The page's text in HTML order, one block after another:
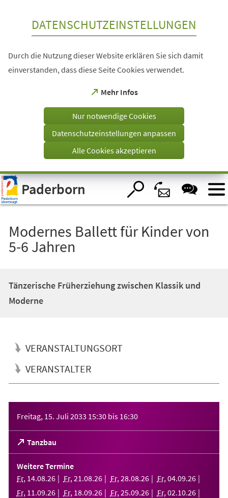
Visuelle
Assistenzsoftware
öffnen.
DATENSCHUTZEINSTELLUNGEN
Durch die Nutzung dieser Website erklären Sie sich damit
einverstanden, dass diese Seite Cookies verwendet.
Mehr Infos
(Öffnet
einem
Tab)
Nur notwendige Cookies
Datenschutzeinstellungen anpassen
Alle Cookies akzeptieren
Paderborn
Modernes Ballett für Kinder von
5-6 Jahren
Tänzerische Früherziehung zwischen Klassik und
Moderne
VERANSTALTUNGSORT
VERANSTALTER
Freitag, 15. Juli 2033 15:30 bis 16:30
Tanzbau
(Öffnet
in
einem
neuen
Tab)
Weitere Termine
Fr, 14.08.26 Fr, 21 .08.26 Fr, 28.08.26 Fr, 04.09.26
Fr, 11 .09.26 Fr, 18.09.26 Fr, 25.09.26 Fr, 02.10.26